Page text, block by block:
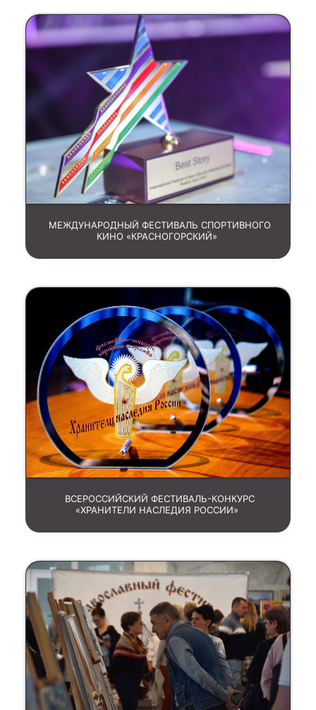
МЕЖДУНАРОДНЫЙ ФЕСТИВАЛЬ СПОРТИВНОГО
КИНО «КРАСНОГОРСКИЙ»
ВСЕРОССИЙСКИЙ ФЕСТИВАЛЬ-КОНКУРС
«ХРАНИТЕЛИ НАСЛЕДИЯ РОССИИ»